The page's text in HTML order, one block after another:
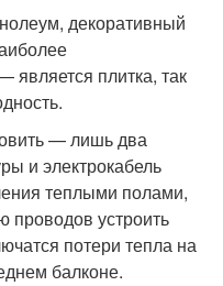
декоративный
плитка, так
— лишь два
и электрокабель
теплыми полами,
проводов устроить
потери тепла на
балконе.